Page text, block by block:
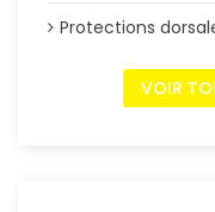
Protections
VOIR